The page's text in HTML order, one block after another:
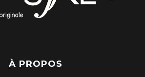
À PROPOS